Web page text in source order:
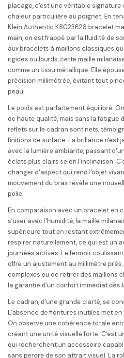
placage, c'est une véritable signature
chaleur particulière au poignet. En
Klein Authentic K8G23626 bracelet
main, on est frappé par la fluidité de
aux bracelets à maillons classiques
rigides ou lourds, cette maille
comme un tissu métallique. Elle
précision millimétrée, évitant tout
peau.
Le poids est parfaitement équilibré.
de haute qualité, mais sans la fatigue
reflets sur le cadran sont nets,
finitions de surface. La brillance n'est
avec la lumière ambiante, passant
éclats plus clairs selon l'inclinaison.
changer d'aspect qui rend l'objet
mouvement du bras révèle une
polie.
En comparaison avec un bracelet en
s'user avec l'humidité, la maille
supérieure tout en restant
respirer naturellement, ce qui est un
journées actives. Le fermoir
offre un ajustement au millimètre
complexes ou de retirer des maillons
la garantie d'un confort immédiat dès
Le cadran, d'une grande clarté, se
L'absence de fioritures inutiles met
On observe une cohérence totale
créant une unité visuelle forte. C'est
qui recherchent un accessoire
sans perdre de son attrait visuel. La